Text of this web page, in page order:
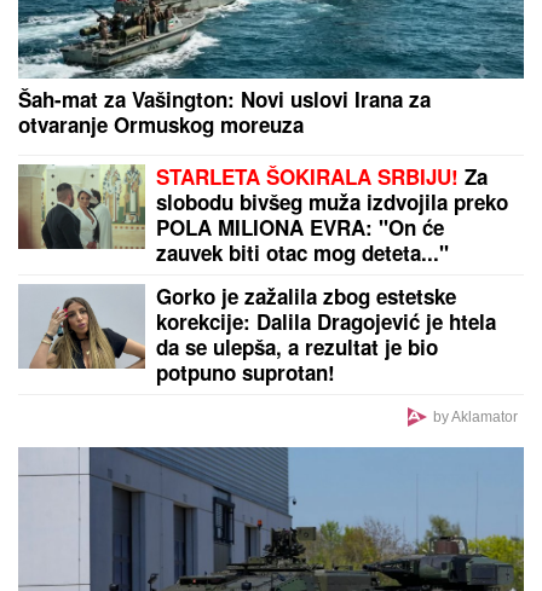
NOVAK ĐOKOVIĆ REAGOVAO ZBOG SLIKE BIVŠEG
MUŽA DRAGANE MIRKOVIĆ Toni Bijelić se
pohvalio! Potez slavnog tenisera iznenadio sve - o
ovome se i dalje priča